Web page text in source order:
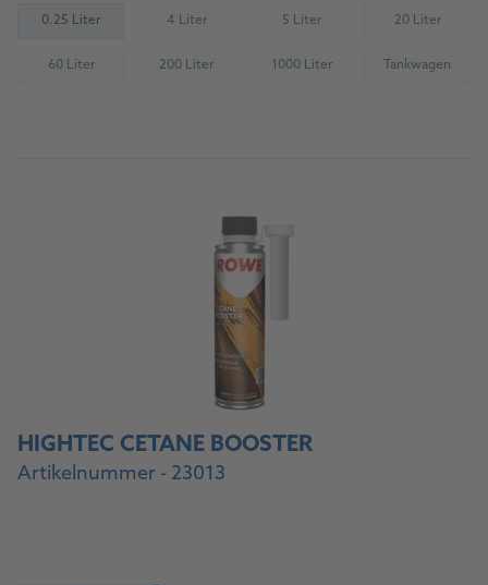
0.25 Liter 4 Liter
(Nicht verfügbar)5 Liter(Nicht verfügbar)20 Liter
(Nicht
60 Liter
(Nicht verfügbar)200 Liter(Nicht verfügbar)1000 Liter(Nicht verfügbar)Tankwagen
(Nicht
HIGHTEC CETANE BOOSTER
Artikelnummer - 23013